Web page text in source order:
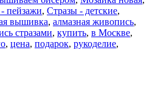
пейзажи, Стразы - детские,
вышивка, алмазная живопись,
стразами, купить, в Москве,
, цена, подарок, рукоделие,